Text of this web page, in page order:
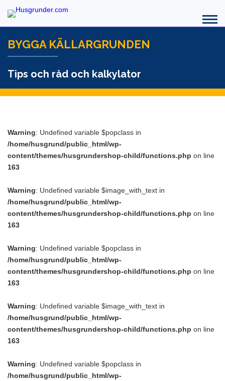
BYGGA KÄLLARGRUNDEN
Tips och råd och kalkylator
Warning: Undefined variable $popclass in
/home/husgrund/public_html/wp-
content/themes/husgrundershop-child/functions.php on line
163
Warning: Undefined variable $image_with_text in
/home/husgrund/public_html/wp-
content/themes/husgrundershop-child/functions.php on line
163
Warning: Undefined variable $popclass in
/home/husgrund/public_html/wp-
content/themes/husgrundershop-child/functions.php on line
163
Warning: Undefined variable $image_with_text in
/home/husgrund/public_html/wp-
content/themes/husgrundershop-child/functions.php on line
163
Warning: Undefined variable $popclass in
/home/husgrund/public_html/wp-